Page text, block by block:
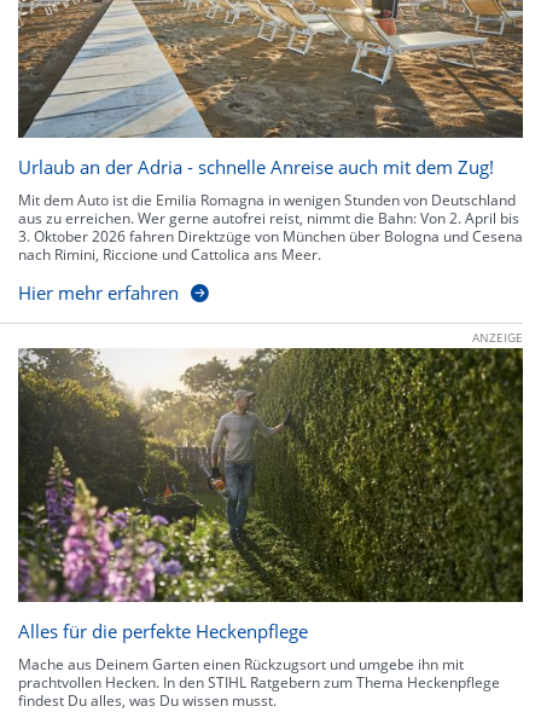
Urlaub an der Adria - schnelle Anreise auch mit dem Zug!
Mit dem Auto ist die Emilia Romagna in wenigen Stunden von Deutschland
aus zu erreichen. Wer gerne autofrei reist, nimmt die Bahn: Von 2. April bis
3. Oktober 2026 fahren Direktzüge von München über Bologna und Cesena
nach Rimini, Riccione und Cattolica ans Meer.
Hier mehr erfahren
ANZEIGE
Alles für die perfekte Heckenpflege
Mache aus Deinem Garten einen Rückzugsort und umgebe ihn mit
prachtvollen Hecken. In den STIHL Ratgebern zum Thema Heckenpflege
findest Du alles, was Du wissen musst.